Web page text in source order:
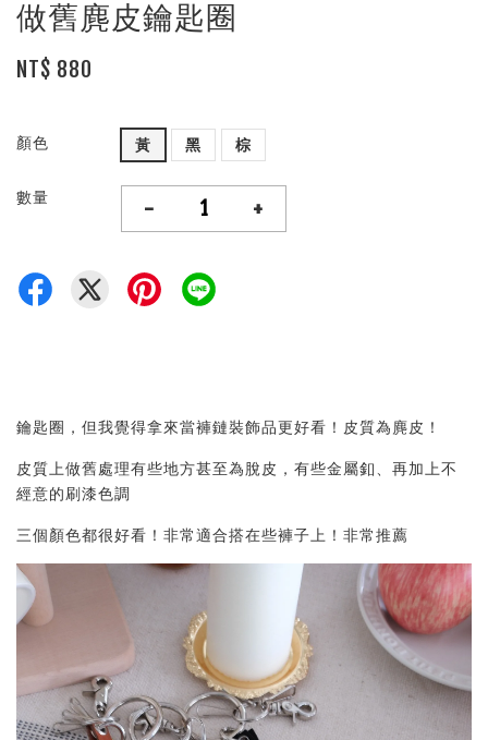
做舊麂皮鑰匙圈
NT$ 880
顏色 黃 黑 棕
數量 - +
鑰匙圈，但我覺得拿來當褲鏈裝飾品更好看！皮質為麂皮！
皮質上做舊處理有些地方甚至為脫皮，有些金屬釦、再加上不
經意的刷漆色調
三個顏色都很好看！非常適合搭在些褲子上！非常推薦